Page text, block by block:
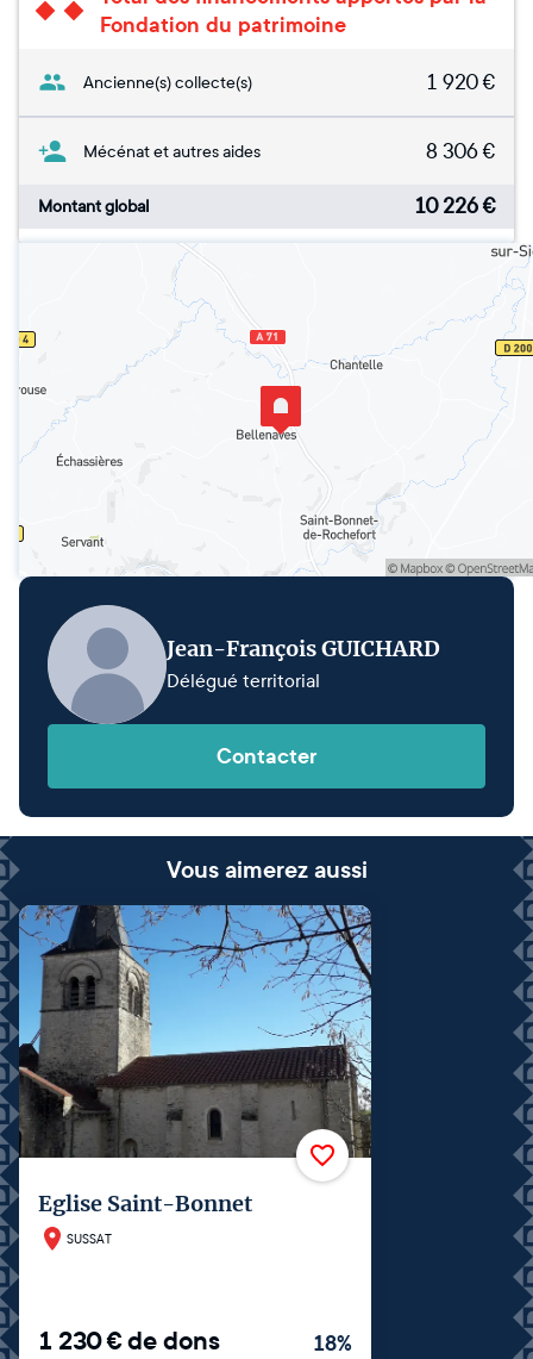
Fondation du patrimoine
Ancienne(s) collecte(s) 1 920€
Mécénat et autres aides 8 306€
Montant global 10 226€
Jean-François GUICHARD
Délégué territorial
Contacter
Vous aimerez aussi
Eglise Saint-Bonnet
SUSSAT
1 230€de dons 18%